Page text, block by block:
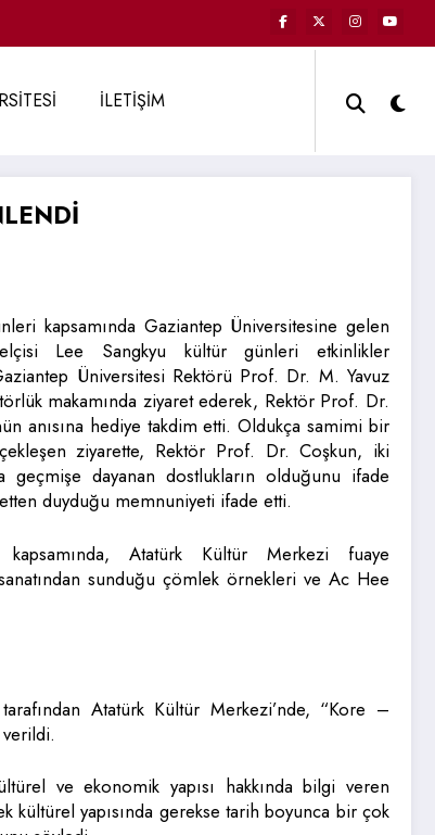
İLETİŞİM
kapsamında Gaziantep Üniversitesine gelen
Lee Sangkyu kültür günleri etkinlikler
Üniversitesi Rektörü Prof. Dr. M. Yavuz
makamında ziyaret ederek, Rektör Prof. Dr.
anısına hediye takdim etti. Oldukça samimi bir
ziyarette, Rektör Prof. Dr. Coşkun, iki
geçmişe dayanan dostlukların olduğunu ifade
duyduğu memnuniyeti ifade etti.
kapsamında, Atatürk Kültür Merkezi fuaye
sunduğu çömlek örnekleri ve Ac Hee
Atatürk Kültür Merkezi’nde, “Kore –
ve ekonomik yapısı hakkında bilgi veren
kültürel yapısında gerekse tarih boyunca bir çok